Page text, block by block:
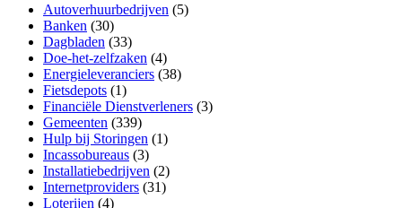
Autoverhuurbedrijven (5)
Banken (30)
Dagbladen (33)
Doe-het-zelfzaken (4)
Energieleveranciers (38)
Fietsdepots (1)
Financiële Dienstverleners (3)
Gemeenten (339)
Hulp bij Storingen (1)
Incassobureaus (3)
Installatiebedrijven (2)
Internetproviders (31)
Loterijen (4)